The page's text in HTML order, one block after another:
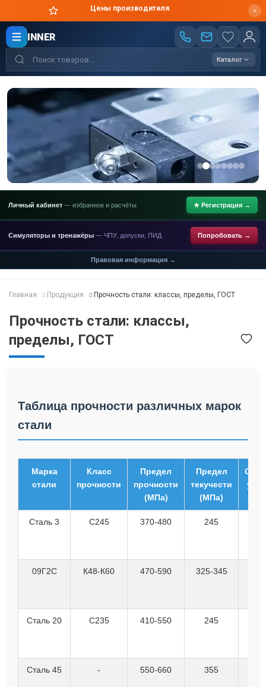
Цены производителя
INNER
Каталог
Личный кабинет — избранное и расчёты ★ Регистрация →
Симуляторы и тренажёры — ЧПУ, допуски, ПИД Попробовать →
Правовая информация →
Главная Продукция Прочность стали: классы, пределы, ГОСТ
Прочность стали: классы,
пределы, ГОСТ
Таблица прочности различных марок
стали
Марка
стали
Класс
прочности
Предел
прочности
(МПа)
Предел
текучести
(МПа)
Сталь 3 С245 370-480 245
09Г2С К48-К60 470-590 325-345
Сталь 20 С235 410-550 245
Сталь 45 - 550-660 355